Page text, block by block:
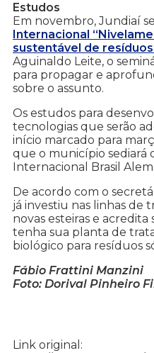
Estudos
Em novembro, Jundiaí
Internacional
sustentável de
Aguinaldo Leite, o
para propagar e
sobre o assunto.
Os estudos para
tecnologias que serão
início marcado para
que o município sediará
Internacional Brasil
De acordo com o
já investiu nas linhas de
novas esteiras e
tenha sua planta de
biológico para resíduos
Fábio Frattini Manzini
Foto: Dorival Pinheiro
Link original: